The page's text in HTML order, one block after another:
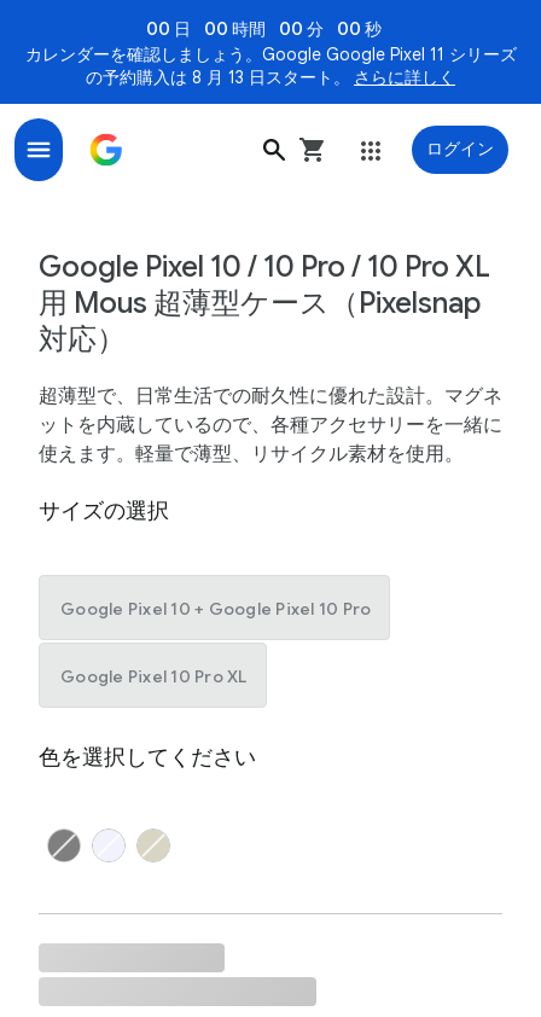
00 日 00 時間 00 分
00 秒
カレンダーを確認しましょう。Google Google Pixel 11 シリーズ
の予約購入は 8 月 13 日スタート。
さらに詳しく
ログイン
Google Pixel 10 / 10 Pro / 10 Pro XL
用 Mous 超薄型ケース（Pixelsnap
対応）
超薄型で、日常生活での耐久性に優れた設計。マグネ
ットを内蔵しているので、各種アクセサリーを一緒に
使えます。軽量で薄型、リサイクル素材を使用。
サイズの選択
Google Pixel 10 + Google Pixel 10 Pro
Google Pixel 10 Pro XL
色を選択してください